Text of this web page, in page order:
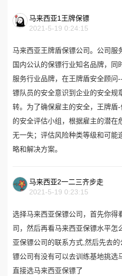
马来西亚1王牌保镖
2021-5-19 0:24:15
马来西亚王牌盾保镖公司。公司服
国内公认的保镖行业知名品牌，同
服务行业品牌，在王牌盾安全顾问
镖队员的安全意识到企业的安全规
转。为了确保雇主的安全，王牌盾
的安全评估小组，根据雇主的潜在
无一失；评估风险种类等级和可能
略和解决方案。
马来西亚2一二三齐步走
2021-5-19 0:23:15
选择马来西亚保镖公司，首先你得
司，然后再看马来西亚保镖水平怎
亚保镖公司的联系方式,然后先去
镖公司有没有可以去训练基地挑选
直接选马来西亚保镖了